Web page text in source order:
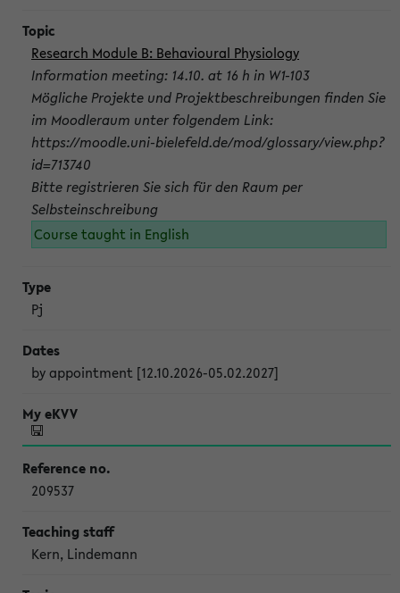
Research Module B: Behavioural Physiology
Information meeting: 14.10. at 16 h in W1-103
Mögliche Projekte und Projektbeschreibungen finden Sie
im Moodleraum unter folgendem Link:
https://moodle.uni-bielefeld.de/mod/glossary/view.php?
id=713740
Bitte registrieren Sie sich für den Raum per
Selbsteinschreibung
Course taught in English
Pj
by appointment [12.10.2026-05.02.2027]
209537
Kern, Lindemann